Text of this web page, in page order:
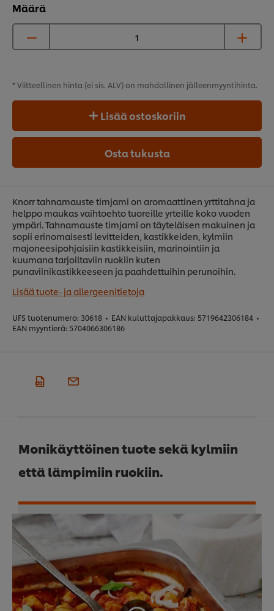
Määrä
* Viitteellinen hinta (ei sis. ALV) on mahdollinen jälleenmyyntihinta.
Lisää ostoskoriin
Osta tukusta
Knorr tahnamauste timjami on aromaattinen yrttitahna ja
helppo maukas vaihtoehto tuoreille yrteille koko vuoden
ympäri. Tahnamauste timjami on täyteläisen makuinen ja
sopii erinomaisesti levitteiden, kastikkeiden, kylmiin
majoneesipohjaisiin kastikkeisiin, marinointiin ja
kuumana tarjoiltaviin ruokiin kuten
punaviinikastikkeeseen ja paahdettuihin perunoihin.
Lisää tuote- ja allergeenitietoja
UFS tuotenumero: 30618 • EAN kuluttajapakkaus: 5719642306184 •
EAN myyntierä: 5704066306186
Monikäyttöinen tuote sekä kylmiin
että lämpimiin ruokiin.